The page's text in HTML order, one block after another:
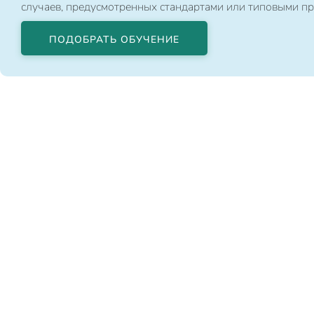
случаев, предусмотренных стандартами или типовыми
ПОДОБРАТЬ ОБУЧЕНИЕ